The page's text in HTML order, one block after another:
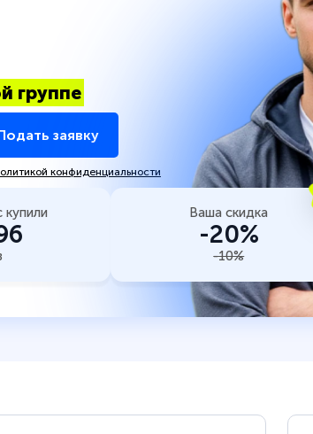
группе
заявку
конфиденциальности
Ваша скидка
-20%
-10%